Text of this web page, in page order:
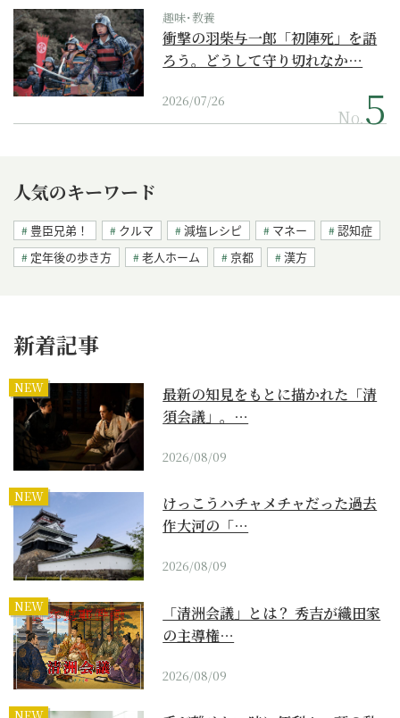
趣味･教養
衝撃の羽柴与一郎「初陣死」を語
ろう。どうして守り切れなか…
2026/07/26
No.
人気のキーワード
豊臣兄弟！ クルマ 減塩レシピ マネー
認知症
定年後の歩き方
老人ホーム 京都 漢方
新着記事
NEW
最新の知見をもとに描かれた「清
須会議」。…
2026/08/09
NEW
けっこうハチャメチャだった過去
作大河の「…
2026/08/09
NEW
「清洲会議」とは？ 秀吉が織田家
の主導権…
2026/08/09